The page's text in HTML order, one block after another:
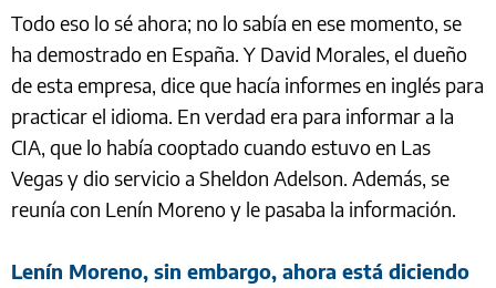
Todo eso lo sé ahora; no lo sabía en ese momento, se
ha demostrado en España. Y David Morales, el dueño
de esta empresa, dice que hacía informes en inglés para
practicar el idioma. En verdad era para informar a la
CIA, que lo había cooptado cuando estuvo en Las
Vegas y dio servicio a Sheldon Adelson. Además, se
reunía con Lenín Moreno y le pasaba la información.
Lenín Moreno, sin embargo, ahora está diciendo